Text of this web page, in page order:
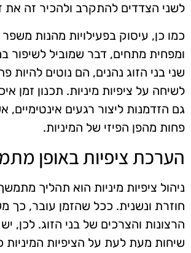
לשני הצדדים להתקרב ולהכיר זה את
כמו כן, עיסוק בפעילויות מהנות
ומפחית מתחים, דבר שמוביל לשיפור
שני בני הזוג נהנים, הם נוטים להיות
לשיחה על ציפיות מיניות. תכנון זמן
גם הזדמנות ליצור רגעים אינטימיים,
פחות מהפן הפיזי של המיניות.
הערכת ציפיות באופן
ניהול ציפיות מיניות הוא תהליך
חוזרת ונשנית. ככל שהזמן עובר, כך
הרצונות והצרכים של בני הזוג. לכן,
שיחות מעת לעת על הציפיות המיניות